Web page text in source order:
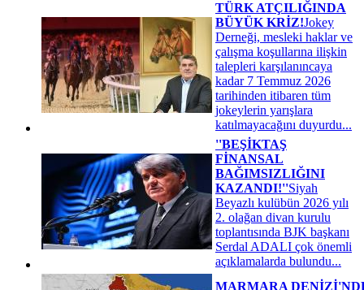
TÜRK ATÇILIĞINDA
BÜYÜK KRİZ!Jokey
Derneği, mesleki haklar ve
çalışma koşullarına ilişkin
talepleri karşılanıncaya
kadar 7 Temmuz 2026
tarihinden itibaren tüm
jokeylerin yarışlara
katılmayacağını duyurdu...
''BEŞİKTAŞ
FİNANSAL
BAĞIMSIZLIĞINI
KAZANDI!''Siyah
Beyazlı kulübün 2026 yılı
2. olağan divan kurulu
toplantısında BJK başkanı
Serdal ADALI çok önemli
açıklamalarda bulundu...
MARMARA